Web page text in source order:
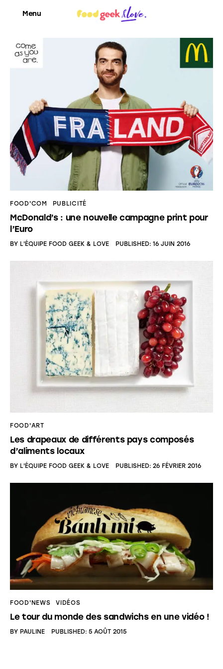
Menu
Food’Com
Food’Art
Food’Event
Food’Life
FOOD'COM PUBLICITÉ
McDonald’s : une nouvelle campagne print pour
l’Euro
BY L'ÉQUIPE FOOD GEEK & LOVE PUBLISHED: 16 JUIN 2016
FOOD'ART
Les drapeaux de différents pays composés
d’aliments locaux
BY L'ÉQUIPE FOOD GEEK & LOVE PUBLISHED: 26 FÉVRIER 2016
FOOD'NEWS VIDÉOS
Le tour du monde des sandwichs en une vidéo !
BY PAULINE PUBLISHED: 5 AOÛT 2015